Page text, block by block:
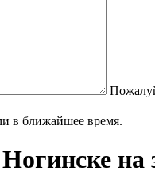
в ближайшее время.
на